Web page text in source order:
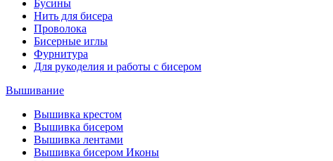
Бусины
Нить для бисера
Проволока
Бисерные иглы
Фурнитура
Для рукоделия и работы с бисером
Вышивание
Вышивка крестом
Вышивка бисером
Вышивка лентами
Вышивка бисером Иконы